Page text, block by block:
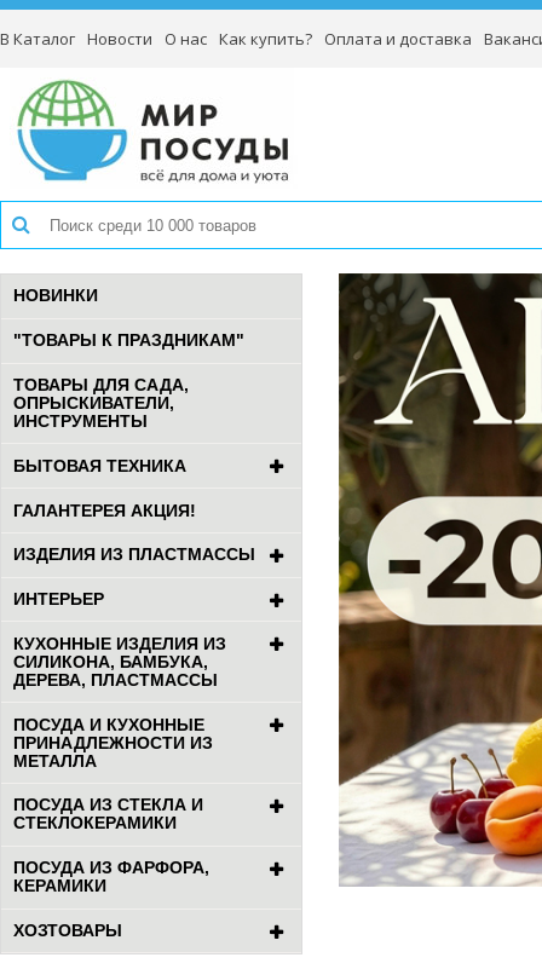
В Каталог Новости О нас Как купить? Оплата и доставка
НОВИНКИ
"ТОВАРЫ К ПРАЗДНИКАМ"
ТОВАРЫ ДЛЯ САДА,
ОПРЫСКИВАТЕЛИ,
ИНСТРУМЕНТЫ
БЫТОВАЯ ТЕХНИКА
ГАЛАНТЕРЕЯ АКЦИЯ!
ИЗДЕЛИЯ ИЗ ПЛАСТМАССЫ
ИНТЕРЬЕР
КУХОННЫЕ ИЗДЕЛИЯ ИЗ
СИЛИКОНА, БАМБУКА,
ДЕРЕВА, ПЛАСТМАССЫ
ПОСУДА И КУХОННЫЕ
ПРИНАДЛЕЖНОСТИ ИЗ
МЕТАЛЛА
ПОСУДА ИЗ СТЕКЛА И
СТЕКЛОКЕРАМИКИ
ПОСУДА ИЗ ФАРФОРА,
КЕРАМИКИ
ХОЗТОВАРЫ